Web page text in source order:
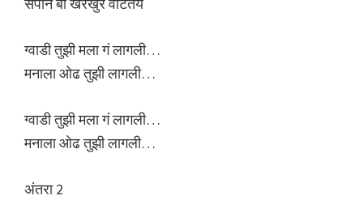
सपान बी खरंखुरं वाटतय
ग्वाडी तुझी मला गं लागली…
मनाला ओढ तुझी लागली…
ग्वाडी तुझी मला गं लागली…
मनाला ओढ तुझी लागली…
अंतरा 2